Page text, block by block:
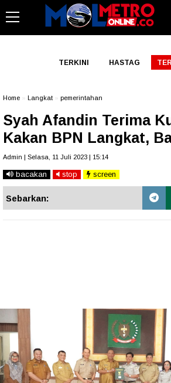
TERKINI HASTAG
Home Langkat pemerintahan
Syah Afandin Terima
Kakan BPN Langkat,
Admin | Selasa, 11 Juli 2023 | 15:14
bacakan stop screen
Sebarkan: